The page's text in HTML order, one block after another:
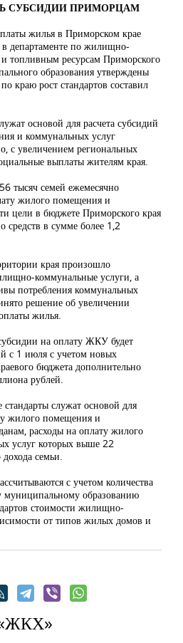
СУБСИДИИ ПРИМОРЦАМ
жилья в Приморском крае
департаменте по жилищно-
топливным ресурсам Приморского
образования утверждены
краю рост стандартов составил
основой для расчета субсидий
и коммунальных услуг
с увеличением региональных
выплаты жителям края.
тысяч семей ежемесячно
жилого помещения и
цели в бюджете Приморского края
средств в сумме более 1,2
края произошло
коммунальные услуги, а
потребления коммунальных
решение об увеличении
жилья.
на оплату ЖКУ будет
с 1 июля с учетом новых
бюджета дополнительно
рублей.
служат основой для
жилого помещения и
расходы на оплату жилого
услуг которых выше 22
семьи.
с учетом количества
образованию
стоимости жилищно-
от типов жилых домов и